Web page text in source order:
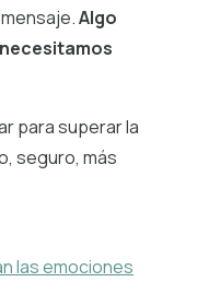
Algo
para superar la
seguro, más
las emociones